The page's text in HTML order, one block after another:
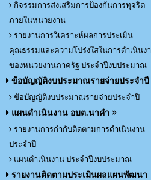
กิจรรมการส่งเสริมการป้องกันการทุจริต
ภายในหน่วยงาน
รายงานการวิเคราะห์ผลการประเมิน
คุณธรรมและความโปร่งใสในการดำเนินง
ของหน่วยงานภาครัฐ ประจำปีงบประมาณ
ข้อบัญญัติงบประมาณรายจ่ายประจำปี
ข้อบัญญัติงบประมาณรายจ่ายประจำปี
แผนดำเนินงาน อบต.นาคำ
รายงานการกำกับติดตามการดำเนินงาน
ประจำปี
แผนดำเนินงาน ประจำปีงบประมาณ
รายงานติดตามประเมินผลแผนพัฒนา